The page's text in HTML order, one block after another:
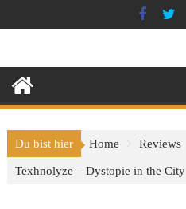
to
Du bist hier Home Reviews
Texhnolyze – Dystopie in the City